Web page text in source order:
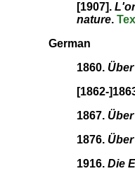
[1907].
nature.
German
1860.
[1862-
1867.
1876.
1916.Die